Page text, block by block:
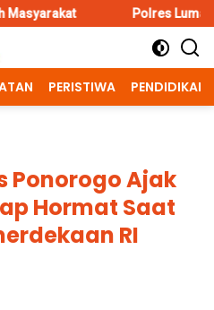
Polres Lumajang Kunci
PERISTIWA PENDIDIKAN
Ponorogo Ajak
Hormat Saat
RI